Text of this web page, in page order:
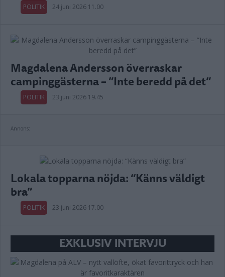
POLITIK 24 juni 2026 11.00
Magdalena Andersson överraskar
campinggästerna – ”Inte beredd på det”
POLITIK 23 juni 2026 19.45
Annons:
Lokala topparna nöjda: “Känns väldigt
bra”
POLITIK 23 juni 2026 17.00
EXKLUSIV INTERVJU